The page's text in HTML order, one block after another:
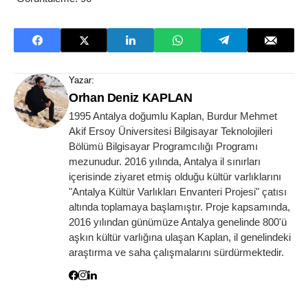
Yazar:
Orhan Deniz KAPLAN
1995 Antalya doğumlu Kaplan, Burdur Mehmet
Akif Ersoy Üniversitesi Bilgisayar Teknolojileri
Bölümü Bilgisayar Programcılığı Programı
mezunudur. 2016 yılında, Antalya il sınırları
içerisinde ziyaret etmiş olduğu kültür varlıklarını
"Antalya Kültür Varlıkları Envanteri Projesi" çatısı
altında toplamaya başlamıştır. Proje kapsamında,
2016 yılından günümüze Antalya genelinde 800'ü
aşkın kültür varlığına ulaşan Kaplan, il genelindeki
araştırma ve saha çalışmalarını sürdürmektedir.